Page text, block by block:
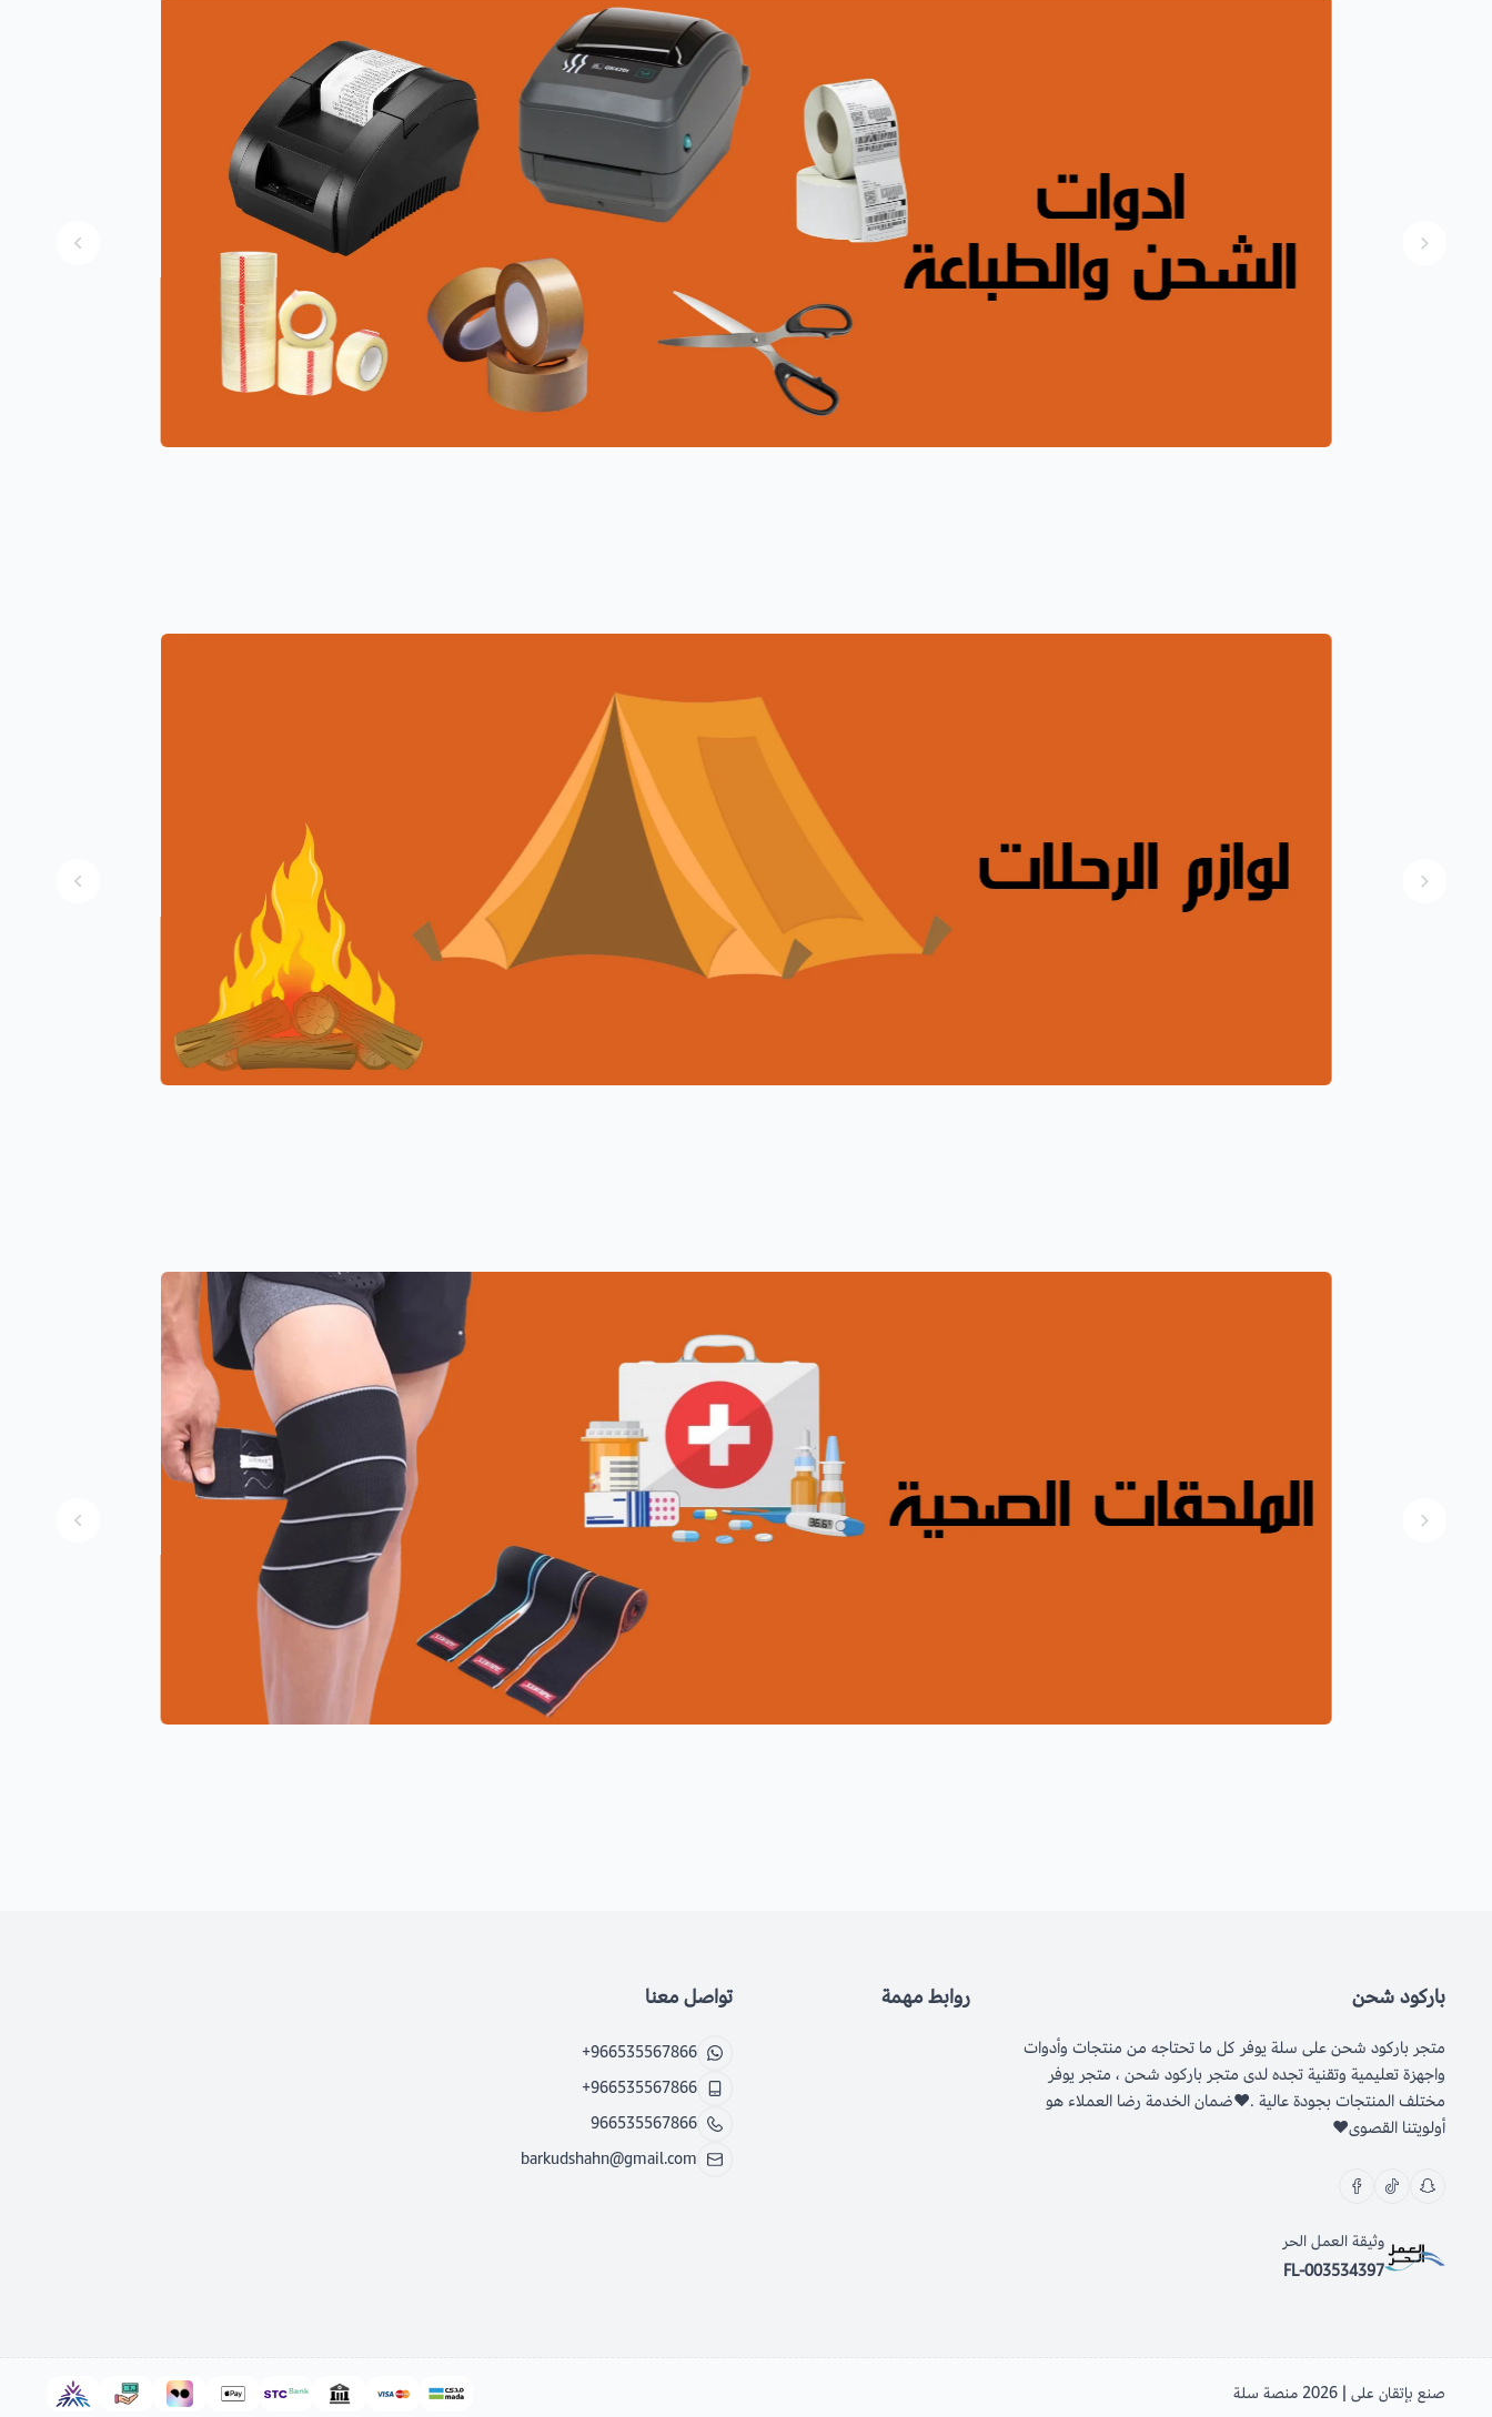
باركود شحن
متجر باركود شحن على سلة يوفر كل ما تحتاجه من منتجات وأدوات
واجهزة تعليمية وتقنية تجده لدى متجر باركود شحن ، متجر يوفر
مختلف المنتجات بجودة عالية .❤ضمان الخدمة رضا العملاء هو
أولويتنا القصوى❤
وثيقة العمل الحر
FL-003534397
روابط مهمة تواصل معنا
+966535567866
+966535567866
966535567866
barkudshahn@gmail.com
صنع بإتقان على | 2026 منصة سلة